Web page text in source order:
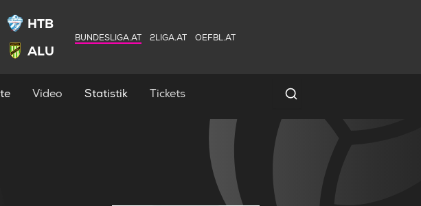
HTB
ALU
BUNDESLIGA.AT 2LIGA.AT OEFBL.AT
Video Statistik Tickets Spielersuche